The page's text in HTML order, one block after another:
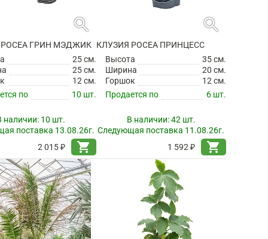
search
ГРИН МЭДЖИК
25 см.
25 см.
12 см.
по
10 шт.
наличии: 10 шт.
поставка 13.08.26г.
2 015 ₽
shopping_cart
search
КЛУЗИЯ РОСЕА ПРИНЦЕСС
Высота
35 см.
Ширина
20 см.
Горшок
12 см.
Продается по
6 шт.
В наличии:42 шт.
Следующая поставка 11.08.26г.
1 592 ₽
shopping_cart